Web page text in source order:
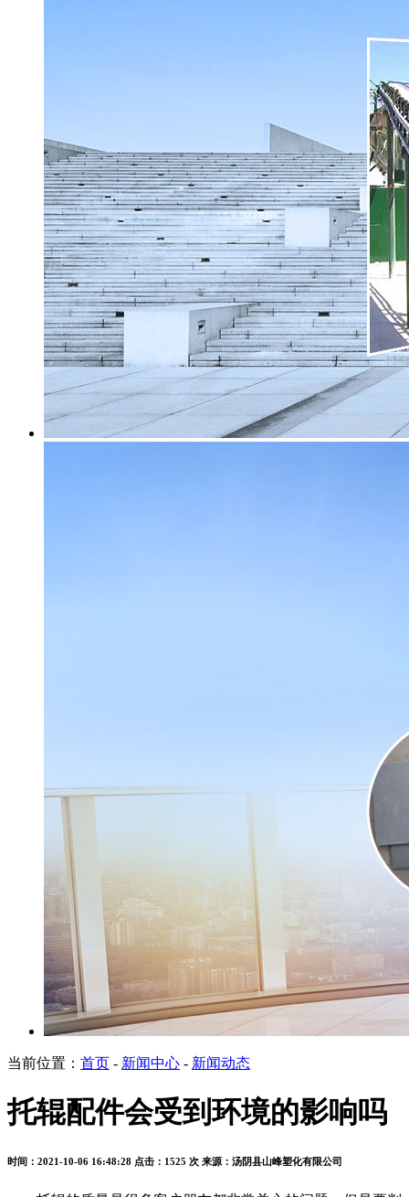
当前位置： 首页 - 新闻中心 - 新闻动态
托辊配件会受到环境的影响吗
时间：2021-10-06 16:48:28 点击：1525 次 来源：汤阴县山峰塑化有限公司